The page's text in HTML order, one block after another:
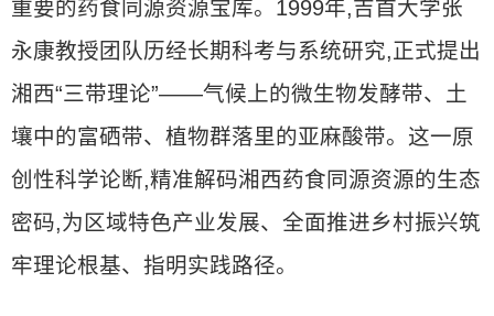
重要的药食同源资源宝库。1999年,吉首大学张
永康教授团队历经长期科考与系统研究,正式提出
湘西“三带理论”——气候上的微生物发酵带、土
壤中的富硒带、植物群落里的亚麻酸带。这一原
创性科学论断,精准解码湘西药食同源资源的生态
密码,为区域特色产业发展、全面推进乡村振兴筑
牢理论根基、指明实践路径。